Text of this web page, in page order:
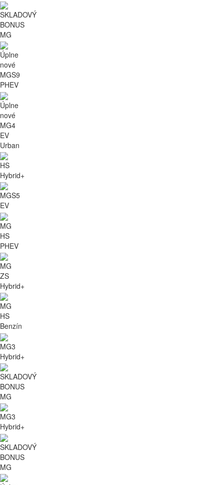
SKLADOVÝ
BONUS
MG
Úplne
nové
MGS9
PHEV
Úplne
nové
MG4
EV
Urban
HS
Hybrid+
MGS5
EV
MG
HS
PHEV
MG
ZS
Hybrid+
MG
HS
Benzín
MG3
Hybrid+
SKLADOVÝ
BONUS
MG
MG3
Hybrid+
SKLADOVÝ
BONUS
MG